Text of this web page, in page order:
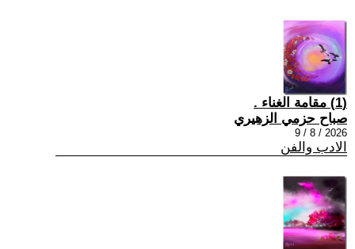
(1) مقامة الغناء .
صباح حزمي الزهيري
2026 / 8 / 9
الادب والفن